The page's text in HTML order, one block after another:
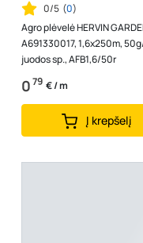
0/5 (0)
Agro plėvelė HERVIN
A691330017, 1,6x250m,
juodos sp., AFB1,6/50r
079 € / m
Į krepšelį